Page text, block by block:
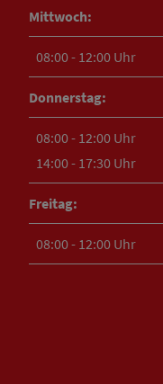
Mittwoch:
08:00 - 12:00 Uhr
Donnerstag:
08:00 - 12:00 Uhr
14:00 - 17:30 Uhr
Freitag:
08:00 - 12:00 Uhr